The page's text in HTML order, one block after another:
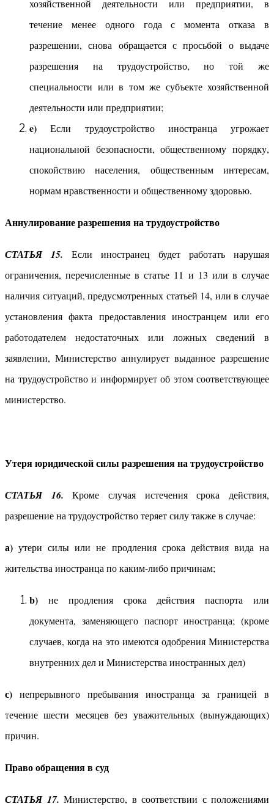
хозяйственной деятельности или предприятии, в
течение менее одного года с момента отказа в
разрешении, снова обращается с просьбой о выдаче
разрешения на трудоустройство, но той же
специальности или в том же субъекте хозяйственной
деятельности или предприятии;
e) Если трудоустройство иностранца угрожает
национальной безопасности, общественному порядку,
спокойствию населения, общественным интересам,
нормам нравственности и общественному здоровью.
Аннулирование разрешения на трудоустройство
СТАТЬЯ 15. Если иностранец будет работать нарушая
ограничения, перечисленные в статье 11 и 13 или в случае
наличия ситуаций, предусмотренных статьей 14, или в случае
установления факта предоставления иностранцем или его
работодателем недостаточных или ложных сведений в
заявлении, Министерство аннулирует выданное разрешение
на трудоустройство и информирует об этом соответствующее
министерство.
Утеря юридической силы разрешения на трудоустройство
СТАТЬЯ 16. Кроме случая истечения срока действия,
разрешение на трудоустройство теряет силу также в случае:
а) утери силы или не продления срока действия вида на
жительства иностранца по каким-либо причинам;
b) не продления срока действия паспорта или
документа, заменяющего паспорт иностранца; (кроме
случаев, когда на это имеются одобрения Министерства
внутренних дел и Министерства иностранных дел)
с) непрерывного пребывания иностранца за границей в
течение шести месяцев без уважительных (вынуждающих)
причин.
Право обращения в суд
СТАТЬЯ 17. Министерство, в соответствии с положениями